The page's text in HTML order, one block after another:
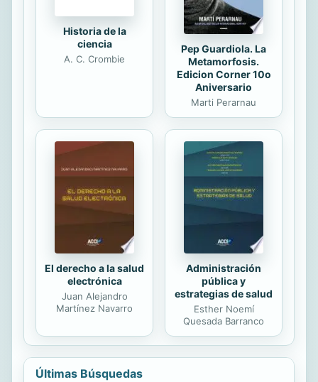
para...
Historia de la
ciencia
A. C. Crombie
Pep Guardiola. La
Metamorfosis.
Edicion Corner 10o
Aniversario
Marti Perarnau
El derecho a la salud
electrónica
Juan Alejandro
Martínez Navarro
Administración
pública y
estrategias de salud
Esther Noemí
Quesada Barranco
Últimas Búsquedas